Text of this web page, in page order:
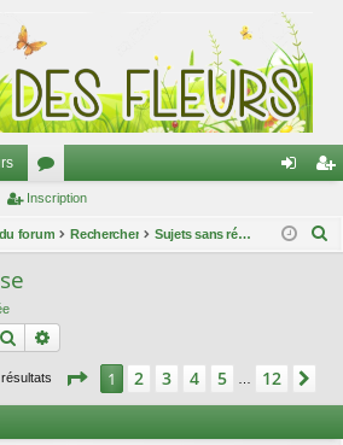
or
u ne cri
Inscription
forum Rechercher Sujets sans réponse
Rechercher
Page 1sur 12
1 2 3 4 5 12